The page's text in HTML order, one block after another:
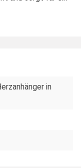
in